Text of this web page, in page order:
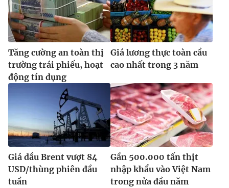
Tăng cường an toàn thị
trường trái phiếu, hoạt
động tín dụng
Giá lương thực toàn cầu
cao nhất trong 3 năm
Giá dầu Brent vượt 84
USD/thùng phiên đầu
tuần
Gần 500.000 tấn thịt
nhập khẩu vào Việt Nam
trong nửa đầu năm